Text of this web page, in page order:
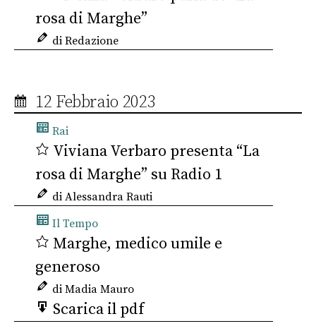
rosa di Marghe”
di Redazione
12 Febbraio 2023
Rai
Viviana Verbaro presenta “La
rosa di Marghe” su Radio 1
di Alessandra Rauti
Il Tempo
Marghe, medico umile e
generoso
di Madia Mauro
Scarica il pdf